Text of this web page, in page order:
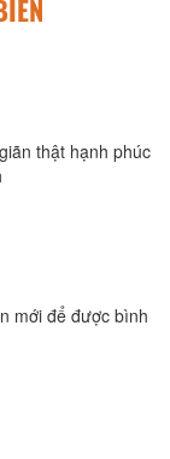
thật hạnh phúc
mới để được bình